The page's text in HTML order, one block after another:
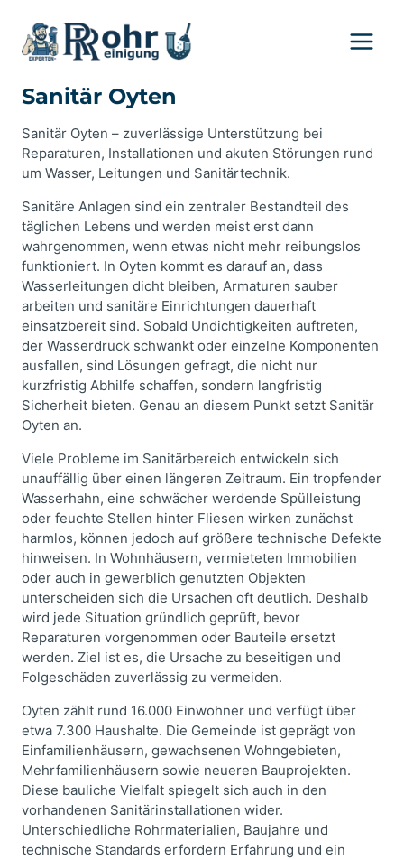
Inhalt
springen
Sanitär Oyten
Sanitär Oyten – zuverlässige Unterstützung bei
Reparaturen, Installationen und akuten Störungen rund
um Wasser, Leitungen und Sanitärtechnik.
Sanitäre Anlagen sind ein zentraler Bestandteil des
täglichen Lebens und werden meist erst dann
wahrgenommen, wenn etwas nicht mehr reibungslos
funktioniert. In Oyten kommt es darauf an, dass
Wasserleitungen dicht bleiben, Armaturen sauber
arbeiten und sanitäre Einrichtungen dauerhaft
einsatzbereit sind. Sobald Undichtigkeiten auftreten,
der Wasserdruck schwankt oder einzelne Komponenten
ausfallen, sind Lösungen gefragt, die nicht nur
kurzfristig Abhilfe schaffen, sondern langfristig
Sicherheit bieten. Genau an diesem Punkt setzt Sanitär
Oyten an.
Viele Probleme im Sanitärbereich entwickeln sich
unauffällig über einen längeren Zeitraum. Ein tropfender
Wasserhahn, eine schwächer werdende Spülleistung
oder feuchte Stellen hinter Fliesen wirken zunächst
harmlos, können jedoch auf größere technische Defekte
hinweisen. In Wohnhäusern, vermieteten Immobilien
oder auch in gewerblich genutzten Objekten
unterscheiden sich die Ursachen oft deutlich. Deshalb
wird jede Situation gründlich geprüft, bevor
Reparaturen vorgenommen oder Bauteile ersetzt
werden. Ziel ist es, die Ursache zu beseitigen und
Folgeschäden zuverlässig zu vermeiden.
Oyten zählt rund 16.000 Einwohner und verfügt über
etwa 7.300 Haushalte. Die Gemeinde ist geprägt von
Einfamilienhäusern, gewachsenen Wohngebieten,
Mehrfamilienhäusern sowie neueren Bauprojekten.
Diese bauliche Vielfalt spiegelt sich auch in den
vorhandenen Sanitärinstallationen wider.
Unterschiedliche Rohrmaterialien, Baujahre und
technische Standards erfordern Erfahrung und ein